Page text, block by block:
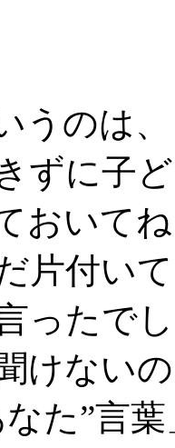
うのは
ずに子
おいて
片付い
ったで
けない
た”言